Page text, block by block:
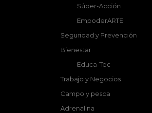
Súper-Acción
EmpoderARTE
Seguridad y Prevención
Bienestar
Educa-Tec
Trabajo y Negocios
Campo y pesca
Adrenalina